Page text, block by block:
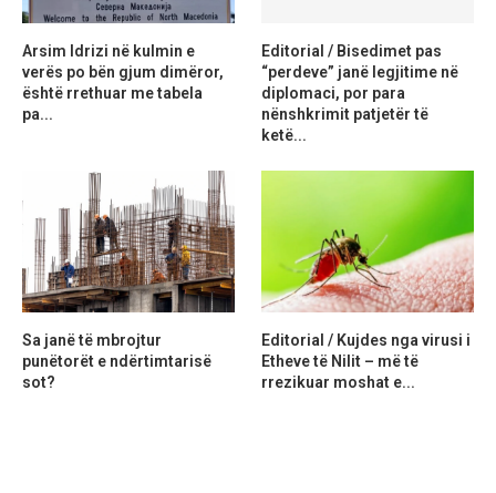
Arsim Idrizi në kulmin e
verës po bën gjum dimëror,
është rrethuar me tabela
pa...
Editorial / Bisedimet pas
“perdeve” janë legjitime në
diplomaci, por para
nënshkrimit patjetër të
ketë...
Sa janë të mbrojtur
punëtorët e ndërtimtarisë
sot?
Editorial / Kujdes nga virusi i
Etheve të Nilit – më të
rrezikuar moshat e...